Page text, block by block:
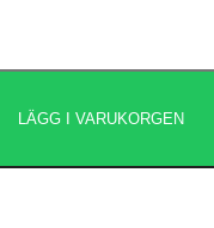
LÄGG I VARUKORGEN